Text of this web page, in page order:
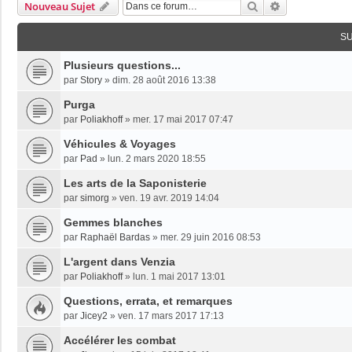
Nouveau Sujet Rechercher
Plusieurs questions...
par Story » dim. 28 août 2016 13:38
Purga
par Poliakhoff» mer. 17 mai 2017 07:47
Véhicules & Voyages
par Pad » lun. 2 mars 2020 18:55
Les arts de la Saponisterie
par simorg » ven. 19 avr. 2019 14:04
Gemmes blanches
par Raphaël Bardas » mer. 29 juin 2016 08:53
L'argent dans Venzia
par Poliakhoff» lun. 1 mai 2017 13:01
Questions, errata, et remarques
par Jicey2 » ven. 17 mars 2017 17:13
Accélérer les combat